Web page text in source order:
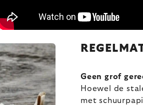
Geen grof
Hoewel de
met